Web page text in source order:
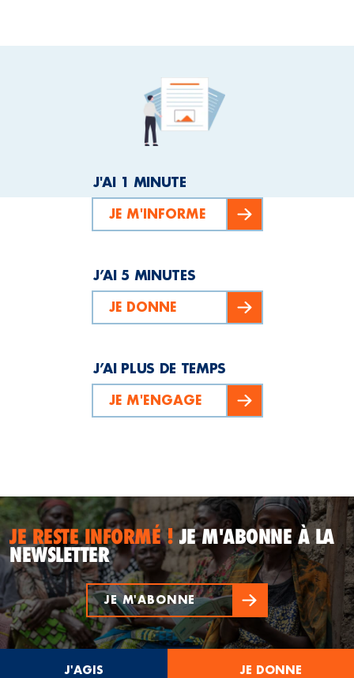
J'AI 1 MINUTE
JE M'INFORME
J’AI 5 MINUTES
JE DONNE
J’AI PLUS DE TEMPS
JE M'ENGAGE
JE RESTE INFORMÉ !JE M'ABONNE À LA
NEWSLETTER
JE M'ABONNE
J'AGIS JE DONNE